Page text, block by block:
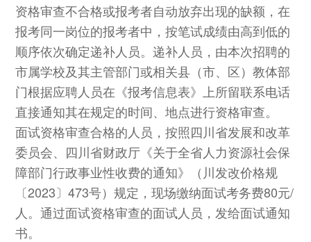
资格审查不合格或报考者自动放弃出现的缺额，在
报考同一岗位的报考者中，按笔试成绩由高到低的
顺序依次确定递补人员。递补人员，由本次招聘的
市属学校及其主管部门或相关县（市、区）教体部
门根据应聘人员在《报考信息表》上所留联系电话
直接通知其在规定的时间、地点进行资格审查。
面试资格审查合格的人员，按照四川省发展和改革
委员会、四川省财政厅《关于全省人力资源社会保
障部门行政事业性收费的通知》（川发改价格规
〔2023〕473号）规定，现场缴纳面试考务费80元/
人。通过面试资格审查的面试人员，发给面试通知
书。